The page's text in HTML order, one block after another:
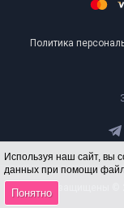
Используя наш сайт, вы
данных при помощи
Понятно
Политика
Все права защищены ©